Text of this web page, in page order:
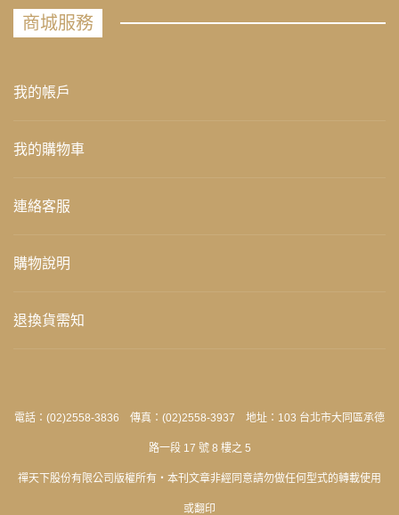
商城服務
我的帳戶
我的購物車
連絡客服
購物說明
退換貨需知
電話：(02)2558-3836 傳真：(02)2558-3937 地址：103 台北市大同區承德
路一段 17 號 8 樓之 5
禪天下股份有限公司版權所有‧本刊文章非經同意請勿做任何型式的轉載使用
或翻印